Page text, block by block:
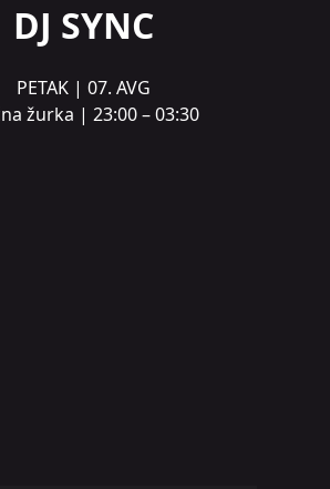
DJ SYNC
PETAK | 07. AVG
žurka | 23:00 – 03:30